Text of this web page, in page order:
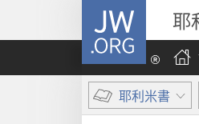
JW.ORG 耶
耶利米書